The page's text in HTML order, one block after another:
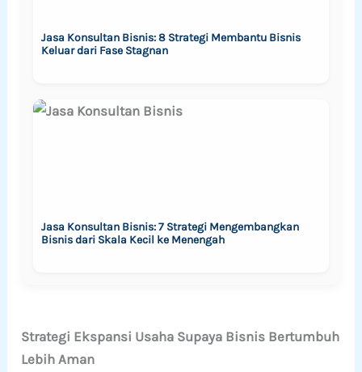
Jasa Konsultan Bisnis: 8 Strategi Membantu Bisnis
Keluar dari Fase Stagnan
Jasa Konsultan Bisnis: 7 Strategi Mengembangkan
Bisnis dari Skala Kecil ke Menengah
Strategi Ekspansi Usaha Supaya Bisnis Bertumbuh
Lebih Aman